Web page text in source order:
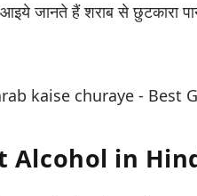
आइये जानते हैं शराब से छुटकारा
in